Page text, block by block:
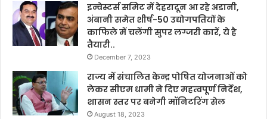
इन्वेस्टर्स समिट में देहरादून आ रहे अडानी,
अंबानी समेत शीर्ष-50 उद्योगपतियों के
काफिले में चलेंगी सुपर लग्जरी कारें, ये है
तैयारी..
December 7, 2023
राज्य में संचालित केन्द्र पोषित योजनाओं को
लेकर सीएम धामी ने दिए महत्वपूर्ण निर्देश,
शासन स्तर पर बनेगी मॉनिटरिंग सेल
August 18, 2023